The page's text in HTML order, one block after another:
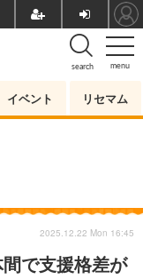
menu
search
イベント リセマム
で支援格差が
2025.12.22 Mon 16:45